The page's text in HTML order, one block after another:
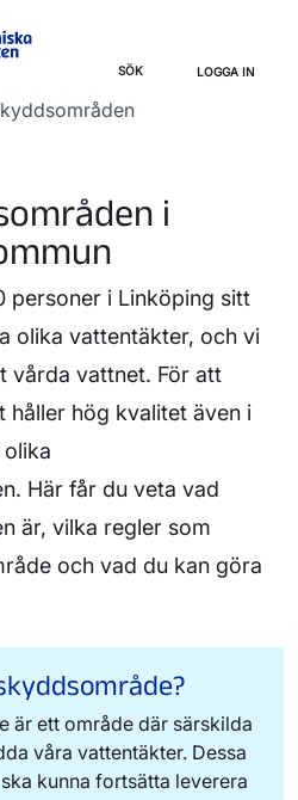
SÖK LOGGA IN
i
personer i Linköping sitt
olika vattentäkter, och vi
vårda vattnet. För att
håller hög kvalitet även i
Här får du veta vad
är, vilka regler som
och vad du kan göra
är ett område där särskilda
våra vattentäkter. Dessa
kunna fortsätta leverera